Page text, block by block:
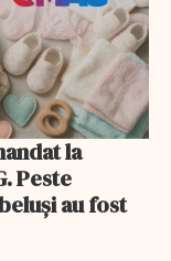
la
Peste
au fost